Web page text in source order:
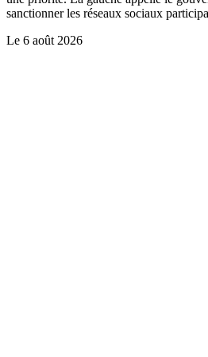
sanctionner les réseaux sociaux
Le 6 août 2026